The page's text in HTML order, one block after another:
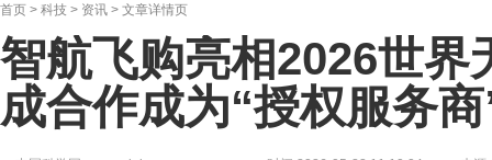
首页 > 科技 > 资讯 > 文章详情页
智航飞购亮相2026世
成合作成为“授权服务商